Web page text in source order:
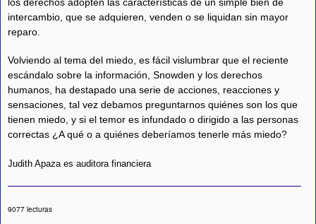
intercambio, que se adquieren, venden o se liquidan sin mayor
reparo.
Volviendo al tema del miedo, es fácil vislumbrar que el reciente
escándalo sobre la información, Snowden y los derechos
humanos, ha destapado una serie de acciones, reacciones y
sensaciones, tal vez debamos preguntarnos quiénes son los que
tienen miedo, y si el temor es infundado o dirigido a las personas
correctas ¿A qué o a quiénes deberíamos tenerle más miedo?
Judith Apaza es auditora financiera
9077 lecturas